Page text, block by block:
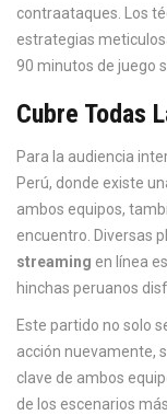
contraataques. Los
estrategias
90 minutos de juego
Cubre Todas
Para la audiencia
Perú, donde existe
ambos equipos,
encuentro. Diversas
streaming en línea
hinchas peruanos
Este partido no solo
acción nuevamente,
clave de ambos
de los escenarios